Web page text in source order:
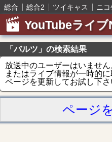
総合 総合2 ツイキャス ニコ
YouTubeライブ
「バルツ」の検索結果
放送中のユーザーはいません
またはライブ情報が一時的
ページを更新してお試し下さ
ページ